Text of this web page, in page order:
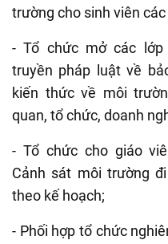
trường cho sinh viên các
- Tổ chức mở các lớp
truyền pháp luật về
kiến thức về môi
quan, tổ chức, doanh
- Tổ chức cho giáo
Cảnh sát môi trường
theo kế hoạch;
- Phối hợp tổ chức